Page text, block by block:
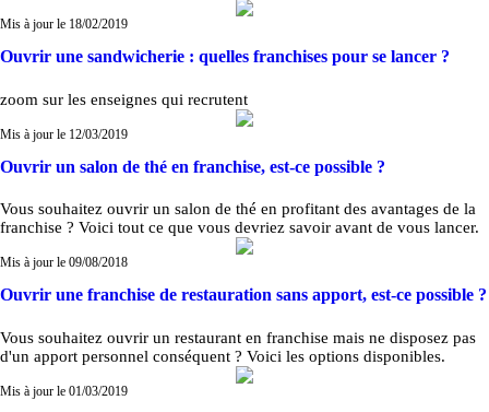
Mis à jour le 18/02/2019
Ouvrir une sandwicherie : quelles franchises pour se lancer ?
zoom sur les enseignes qui recrutent
Mis à jour le 12/03/2019
Ouvrir un salon de thé en franchise, est-ce possible ?
Vous souhaitez ouvrir un salon de thé en profitant des avantages de la
franchise ? Voici tout ce que vous devriez savoir avant de vous lancer.
Mis à jour le 09/08/2018
Ouvrir une franchise de restauration sans apport, est-ce possible ?
Vous souhaitez ouvrir un restaurant en franchise mais ne disposez pas
d'un apport personnel conséquent ? Voici les options disponibles.
Mis à jour le 01/03/2019